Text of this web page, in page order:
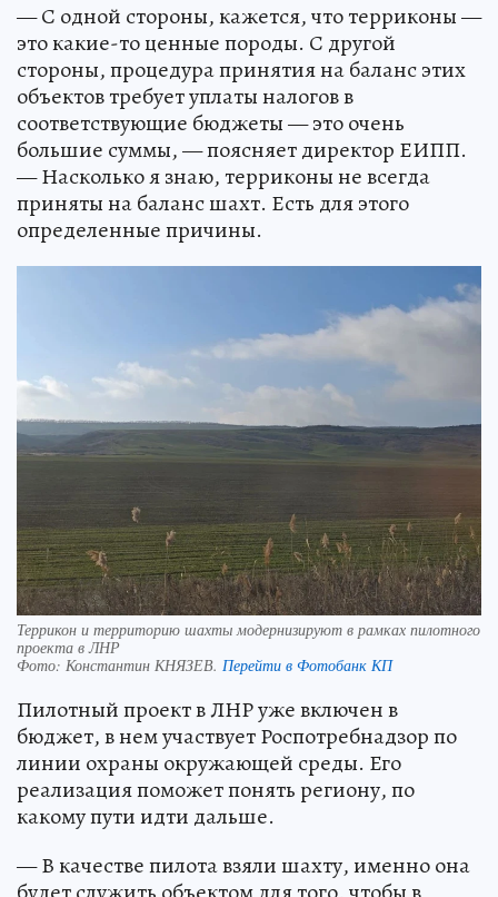
— С одной стороны, кажется, что терриконы —
это какие-то ценные породы. С другой
стороны, процедура принятия на баланс этих
объектов требует уплаты налогов в
соответствующие бюджеты — это очень
большие суммы, — поясняет директор ЕИПП.
— Насколько я знаю, терриконы не всегда
приняты на баланс шахт. Есть для этого
определенные причины.
Террикон и территорию шахты модернизируют в рамках пилотного
проекта в ЛНР
Фото: Константин КНЯЗЕВ. Перейти в Фотобанк КП
Пилотный проект в ЛНР уже включен в
бюджет, в нем участвует Роспотребнадзор по
линии охраны окружающей среды. Его
реализация поможет понять региону, по
какому пути идти дальше.
— В качестве пилота взяли шахту, именно она